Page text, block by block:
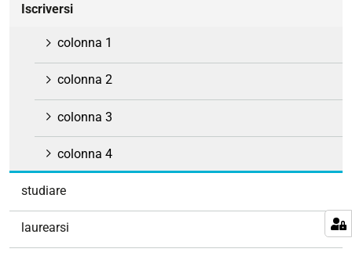
Iscriversi
colonna 1
colonna 2
colonna 3
colonna 4
studiare
laurearsi